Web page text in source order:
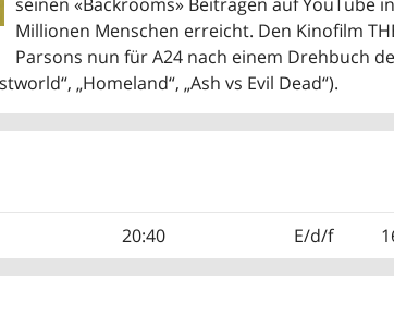
Millionen Menschen erreicht. Den Kinofilm
Parsons nun für A24 nach einem Drehbuch
„Homeland“, „Ash vs Evil Dead“).
20:40 E/d/f